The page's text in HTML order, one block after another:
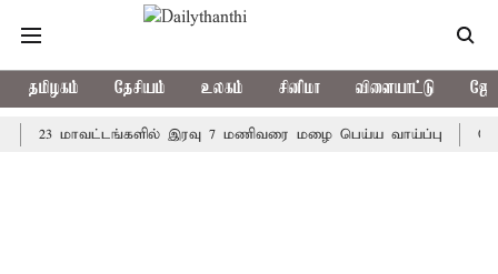
தமிழகம் தேசியம் உலகம் சினிமா விளையாட்டு
மாவட்டங்களில் இரவு 7 மணிவரை மழை பெய்ய வாய்ப்பு கொரிய